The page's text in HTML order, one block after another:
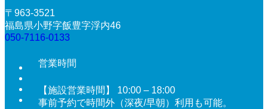
〒963-3521
福島県小野字飯豊字浮内46
050-7116-0133
営業時間
【施設営業時間】 10:00 – 18:00
事前予約で時間外（深夜/早朝）利用も可能。